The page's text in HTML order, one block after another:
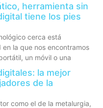
herramienta sin
tiene los pies
cerca está
la que nos encontramos
un móvil o una
la mejor
de la
como el de la metalurgia,